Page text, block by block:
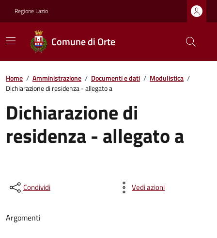
Regione Lazio
Comune di Orte
Home / Amministrazione / Documenti e dati / Modulistica /
Dichiarazione di residenza - allegato a
Dichiarazione di
residenza - allegato a
Condividi Vedi azioni
Argomenti